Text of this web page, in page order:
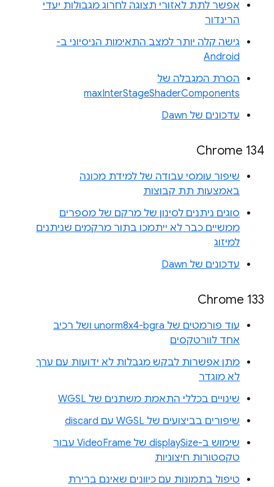
אפשר לתת לאזורי תצוגה לחרוג מגבולות יעדי
הרינדור
גישה קלה יותר למצב התאימות הניסיוני ב-
Android
הסרת המגבלה של
maxInterStageShaderComponents
עדכונים של Dawn
Chrome 134
שיפור עומסי עבודה של למידת מכונה
באמצעות תת קבוצות
סוגים ניתנים לסינון של מרקם של מספרים
ממשיים כבר לא ייתמכו בתור מרקמים שניתנים
למיזוג
עדכונים של Dawn
Chrome 133
עוד פורמטים של unorm8x4-bgra ושל רכיב
אחד לוורטקסים
מתן אפשרות לבקש מגבלות לא ידועות עם ערך
לא מוגדר
שינויים בכללי התאמת משתנים של WGSL
שיפורים בביצועים של WGSL עם discard
שימוש ב-displaySize של VideoFrame עבור
טקסטורות חיצוניות
טיפול בתמונות עם כיוונים שאינם ברירת